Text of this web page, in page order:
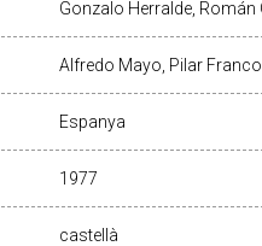
Gonzalo Herralde, Román
Alfredo Mayo, Pilar Franco
Espanya
1977
castellà